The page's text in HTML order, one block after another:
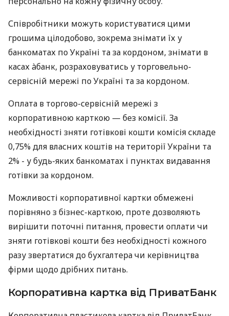
Співробітники можуть користуватися цими
грошима цілодобово, зокрема знімати їх у
банкоматах по Україні та за кордоном, знімати в
касах àбанк, розраховуватись у торговельно-
сервісній мережі по Україні та за кордоном.
Оплата в торгово-сервісній мережі з
корпоративною карткою — без комісії. За
необхідності зняти готівкові кошти комісія складе
0,75% для власних коштів на території України та
2% - у будь-яких банкоматах і пунктах видавання
готівки за кордоном.
Можливості корпоративної картки обмежені
порівняно з бізнес-карткою, проте дозволяють
вирішити поточні питання, провести оплати чи
зняти готівкові кошти без необхідності кожного
разу звертатися до бухгалтера чи керівництва
фірми щодо дрібних питань.
Корпоративна картка від ПриватБанк